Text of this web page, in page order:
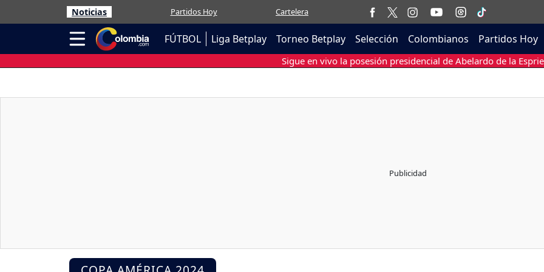
Noticias Partidos Hoy Cartelera
FÚTBOL Liga Betplay Torneo Betplay Selección Colombianos Partidos Hoy
Sigue en vivo la posesión presidencial de Abelardo de la